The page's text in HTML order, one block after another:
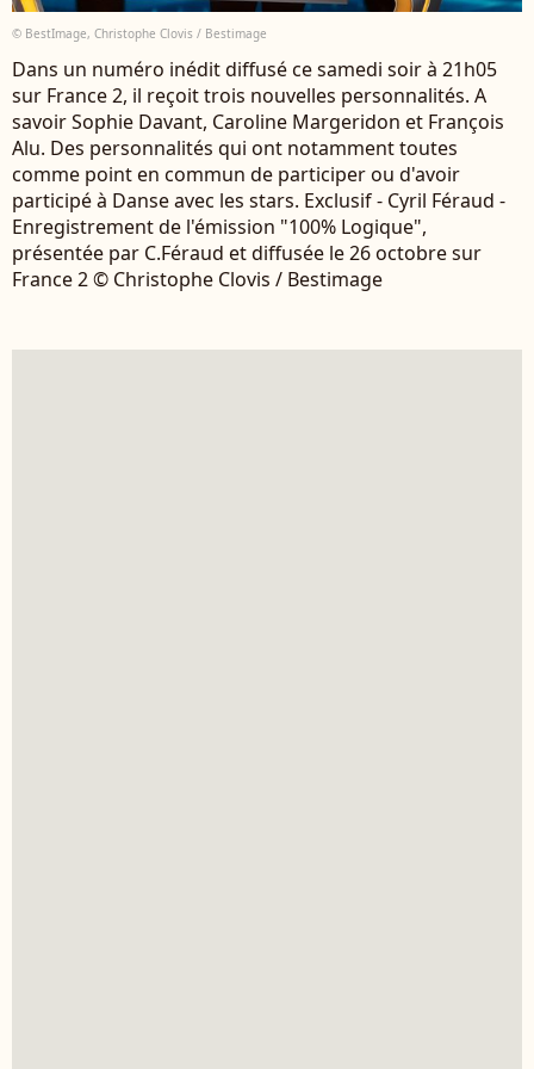
© BestImage, Christophe Clovis / Bestimage
Dans un numéro inédit diffusé ce samedi soir à 21h05
sur France 2, il reçoit trois nouvelles personnalités. A
savoir Sophie Davant, Caroline Margeridon et François
Alu. Des personnalités qui ont notamment toutes
comme point en commun de participer ou d'avoir
participé à Danse avec les stars. Exclusif - Cyril Féraud -
Enregistrement de l'émission "100% Logique",
présentée par C.Féraud et diffusée le 26 octobre sur
France 2 © Christophe Clovis / Bestimage